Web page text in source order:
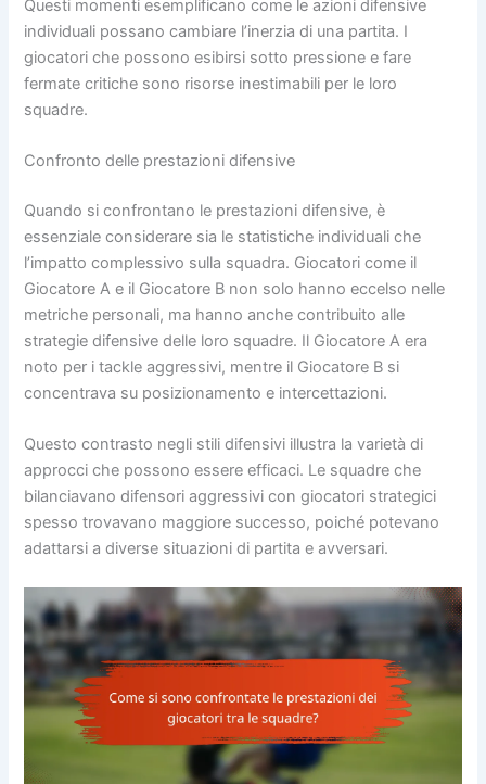
Questi momenti esemplificano come le azioni difensive
individuali possano cambiare l’inerzia di una partita. I
giocatori che possono esibirsi sotto pressione e fare
fermate critiche sono risorse inestimabili per le loro
squadre.
Confronto delle prestazioni difensive
Quando si confrontano le prestazioni difensive, è
essenziale considerare sia le statistiche individuali che
l’impatto complessivo sulla squadra. Giocatori come il
Giocatore A e il Giocatore B non solo hanno eccelso nelle
metriche personali, ma hanno anche contribuito alle
strategie difensive delle loro squadre. Il Giocatore A era
noto per i tackle aggressivi, mentre il Giocatore B si
concentrava su posizionamento e intercettazioni.
Questo contrasto negli stili difensivi illustra la varietà di
approcci che possono essere efficaci. Le squadre che
bilanciavano difensori aggressivi con giocatori strategici
spesso trovavano maggiore successo, poiché potevano
adattarsi a diverse situazioni di partita e avversari.